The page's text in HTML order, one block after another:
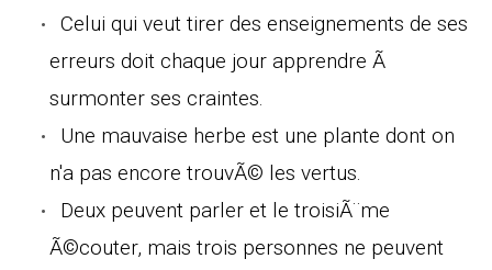
Celui qui veut tirer des enseignements de ses
erreurs doit chaque jour apprendre Ã
surmonter ses craintes.
Une mauvaise herbe est une plante dont on
n'a pas encore trouvÃ© les vertus.
Deux peuvent parler et le troisiÃ¨me
Ã©couter, mais trois personnes ne peuvent